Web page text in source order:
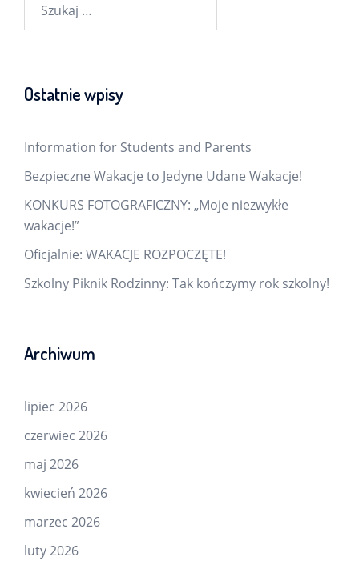
Ostatnie wpisy
Information for Students and Parents
Bezpieczne Wakacje to Jedyne Udane Wakacje!
KONKURS FOTOGRAFICZNY: „Moje niezwykłe
wakacje!”
Oficjalnie: WAKACJE ROZPOCZĘTE!
Szkolny Piknik Rodzinny: Tak kończymy rok szkolny!
Archiwum
lipiec 2026
czerwiec 2026
maj 2026
kwiecień 2026
marzec 2026
luty 2026